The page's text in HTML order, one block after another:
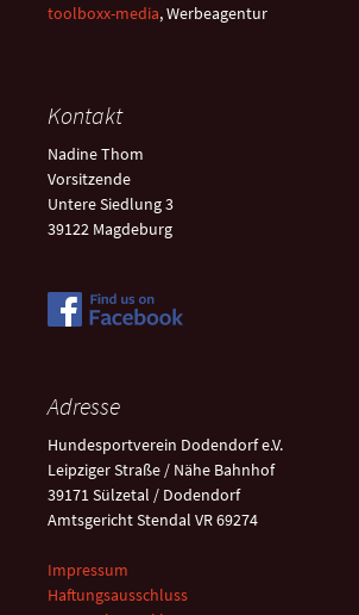
toolboxx-media, Werbeagentur
Kontakt
Nadine Thom
Vorsitzende
Untere Siedlung 3
39122 Magdeburg
Adresse
Hundesportverein Dodendorf e.V.
Leipziger Straße / Nähe Bahnhof
39171 Sülzetal / Dodendorf
Amtsgericht Stendal VR 69274
Impressum
Haftungsausschluss